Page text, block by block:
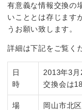
有意義な情報交換の
いこととは存じます
うお願い致します。
詳細は下記をご覧く
日
時
2013年3
交換会は
場
岡山市北